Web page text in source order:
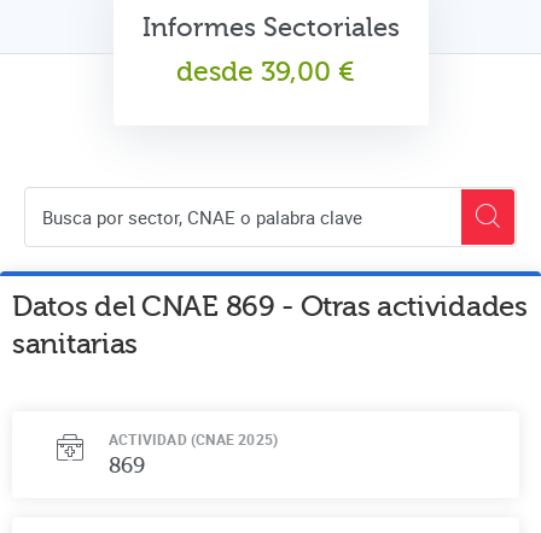
Informes Sectoriales
desde 39,00 €
Datos del CNAE 869 - Otras actividades
sanitarias
ACTIVIDAD (CNAE 2025)
869